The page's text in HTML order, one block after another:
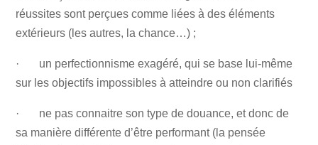
réussites sont perçues comme liées à des éléments
extérieurs (les autres, la chance…) ;
· un perfectionnisme exagéré, qui se base lui-même
sur les objectifs impossibles à atteindre ou non clarifiés
· ne pas connaitre son type de douance, et donc de
sa manière différente d’être performant (la pensée